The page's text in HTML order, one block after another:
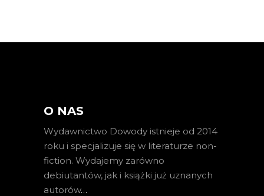
O NAS
Wydawnictwo Dowody istnieje od 2014
roku i specjalizuje się w literaturze non-
fiction. Wydajemy zarówno
debiutantów, jak i książki już uznanych
autorów…